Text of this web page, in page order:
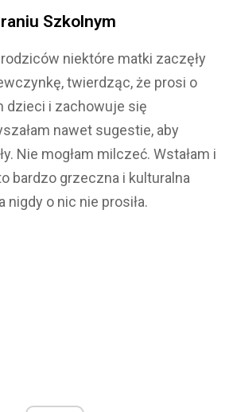
Szkolnym
niektóre matki zaczęły
twierdząc, że prosi o
dzieci i zachowuje się
nawet sugestie, aby
Nie mogłam milczeć. Wstałam i
bardzo grzeczna i kulturalna
nigdy o nic nie prosiła.